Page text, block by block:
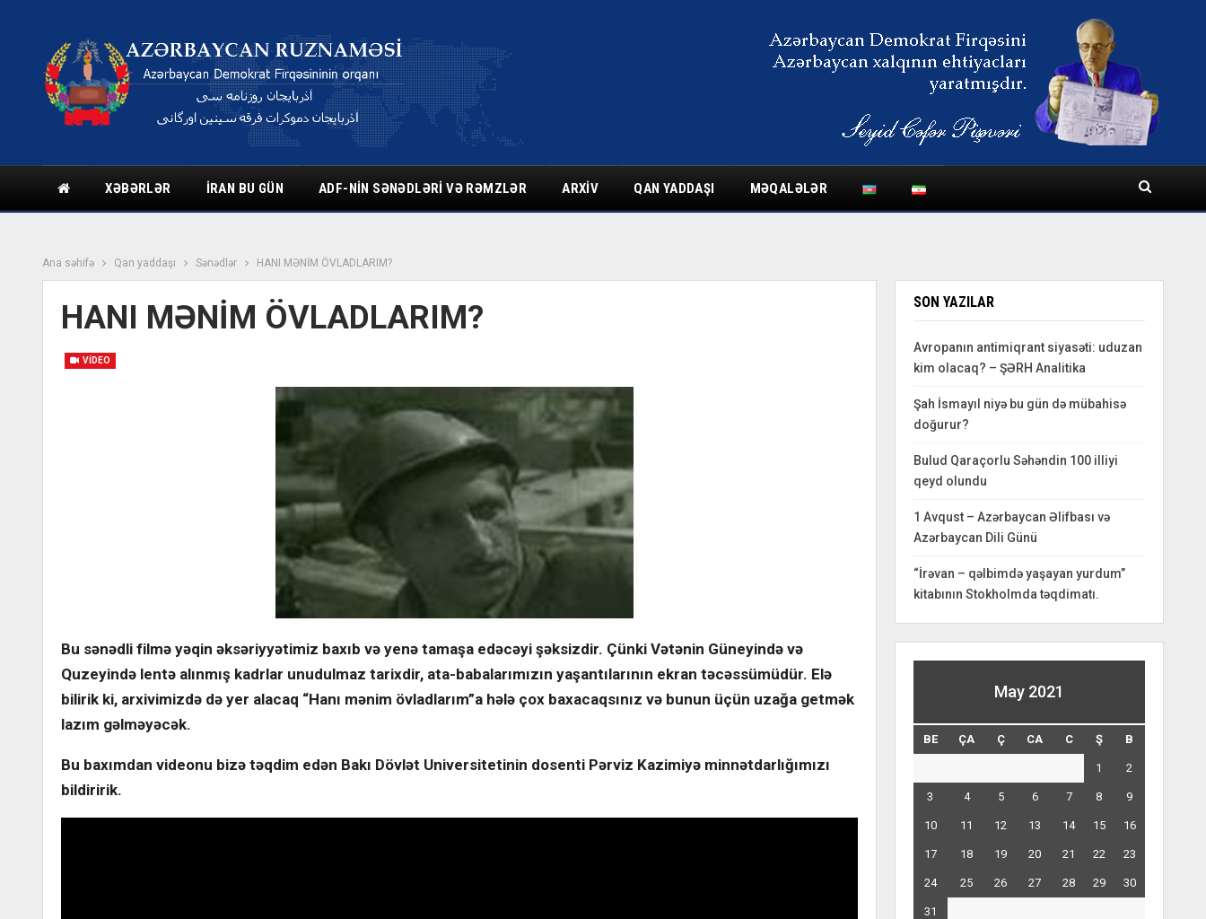
XƏBƏRLƏR İRAN BU GÜN ADF-NIN SƏNƏDLƏRI VƏ RƏMZLƏR ARXIV QAN YADDAŞI MƏQALƏLƏR
Ana səhifə Qan yaddaşı Sənədlər HANI MƏNİM ÖVLADLARIM?
HANI MƏNİM ÖVLADLARIM?
VIDEO
Bu sənədli filmə yəqin əksəriyyətimiz baxıb və yenə tamaşa edəcəyi şəksizdir. Çünki Vətənin Güneyində və
Quzeyində lentə alınmış kadrlar unudulmaz tarixdir, ata-babalarımızın yaşantılarının ekran təcəssümüdür. Elə
bilirik ki, arxivimizdə də yer alacaq “Hanı mənim övladlarım”a hələ çox baxacaqsınız və bunun üçün uzağa getmək
lazım gəlməyəcək.
Bu baxımdan videonu bizə təqdim edən Bakı Dövlət Universitetinin dosenti Pərviz Kazimiyə minnətdarlığımızı
bildiririk.
SON YAZILAR
Avropanın antimiqrant siyasəti: uduzan
kim olacaq? – ŞƏRH Analitika
Şah İsmayıl niyə bu gün də mübahisə
doğurur?
Bulud Qaraçorlu Səhəndin 100 illiyi
qeyd olundu
1 Avqust – Azərbaycan Əlifbası və
Azərbaycan Dili Günü
“İrəvan – qəlbimdə yaşayan yurdum”
kitabının Stokholmda təqdimatı.
May 2021
BE ÇA Ç CA C Ş B
1 2
3 4 5 6 7 8 9
10 11 12 13 14 15 16
17 18 19 20 21 22 23
24 25 26 27 28 29 30
31